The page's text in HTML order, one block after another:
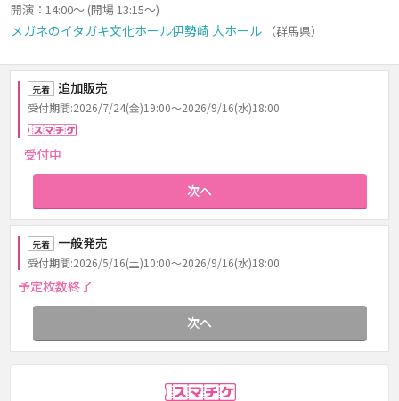
開演：14:00～ (開場 13:15～)
メガネのイタガキ文化ホール伊勢崎 大ホール （群馬県）
先着 追加販売
受付期間:2026/7/24(金)19:00～2026/9/16(水)18:00
受付中
次へ
先着 一般発売
受付期間:2026/5/16(土)10:00～2026/9/16(水)18:00
予定枚数終了
次へ